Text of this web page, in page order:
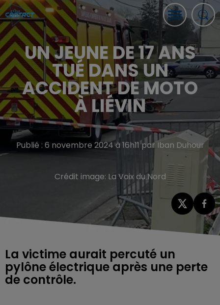
UN JEUNE DE 17 ANS
TUÉ DANS UN
ACCIDENT DE MOTO
À LIÉVIN
Publié : 6 novembre 2024 à 16h11 par Iban Duhour
Crédit image: La Voix du Nord
La victime aurait percuté un
pylône électrique après une perte
de contrôle.